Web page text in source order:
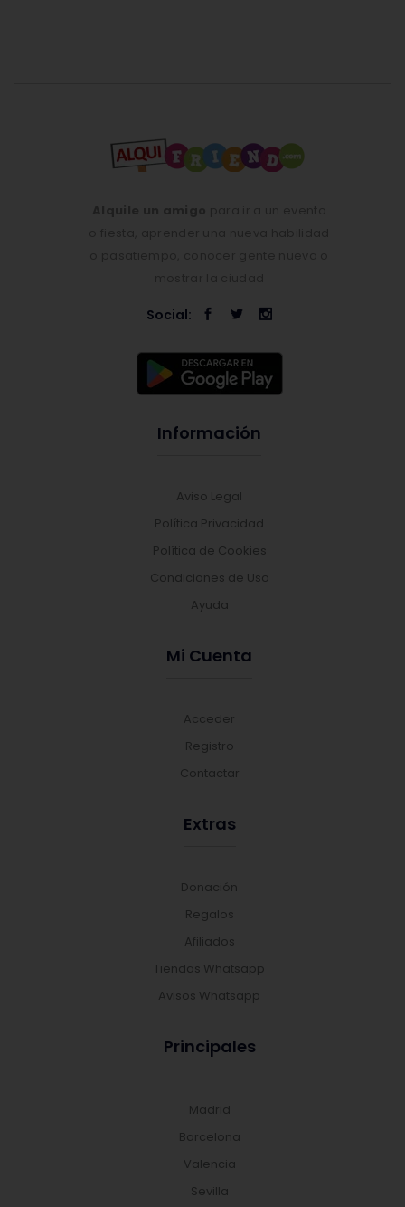
Social:
Información
Aviso Legal
Política Privacidad
Política de Cookies
Condiciones de Uso
Ayuda
Mi Cuenta
Acceder
Registro
Contactar
Extras
Donación
Regalos
Afiliados
Tiendas Whatsapp
Avisos Whatsapp
Principales
Madrid
Barcelona
Valencia
Sevilla